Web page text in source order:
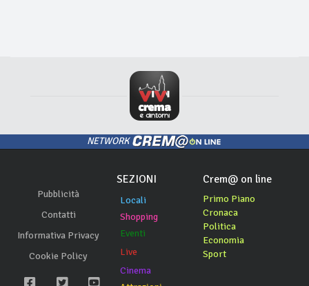
NETWORK
Pubblicità
Contatti
Informativa Privacy
Cookie Policy
SEZIONI
Locali
Shopping
Eventi
Live
Cinema
Crem@ on line
Primo Piano
Cronaca
Politica
Economia
Sport